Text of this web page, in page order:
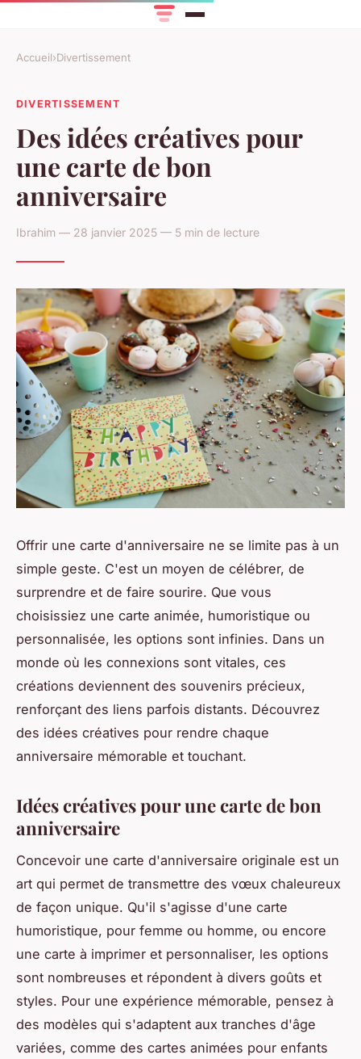
Accueil›Divertissement
DIVERTISSEMENT
Des idées créatives pour
une carte de bon
anniversaire
Ibrahim — 28 janvier 2025 — 5 min de lecture
Offrir une carte d'anniversaire ne se limite pas à un
simple geste. C'est un moyen de célébrer, de
surprendre et de faire sourire. Que vous
choisissiez une carte animée, humoristique ou
personnalisée, les options sont infinies. Dans un
monde où les connexions sont vitales, ces
créations deviennent des souvenirs précieux,
renforçant des liens parfois distants. Découvrez
des idées créatives pour rendre chaque
anniversaire mémorable et touchant.
Idées créatives pour une carte de bon
anniversaire
Concevoir une carte d'anniversaire originale est un
art qui permet de transmettre des vœux chaleureux
de façon unique. Qu'il s'agisse d'une carte
humoristique, pour femme ou homme, ou encore
une carte à imprimer et personnaliser, les options
sont nombreuses et répondent à divers goûts et
styles. Pour une expérience mémorable, pensez à
des modèles qui s'adaptent aux tranches d'âge
variées, comme des cartes animées pour enfants